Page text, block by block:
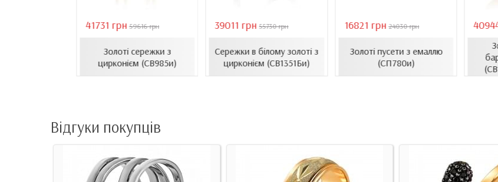
41731 грн 59616 грн
Золоті сережки з
цирконієм (СВ985и)
39011 грн 55730 грн
Сережки в білому золоті з
цирконієм (СВ1351Би)
16821 грн 24030 грн
Золоті пусети з емаллю
(СП780и)
Відгуки покупців